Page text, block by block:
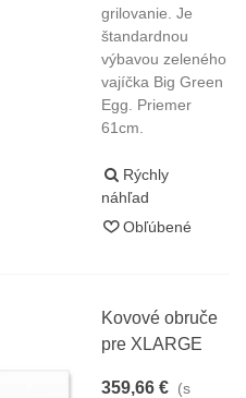
grilovanie. Je
štandardnou
výbavou zeleného
vajíčka Big Green
Egg. Priemer
61cm.
Rýchly
náhľad
Obľúbené
Kovové obruče
pre XLARGE
359,66 € (s